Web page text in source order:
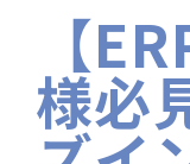
【
様必